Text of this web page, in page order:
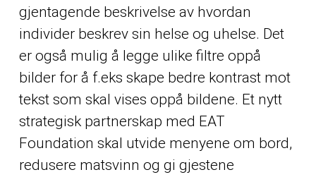
gjentagende beskrivelse av hvordan
individer beskrev sin helse og uhelse. Det
er også mulig å legge ulike filtre oppå
bilder for å f.eks skape bedre kontrast mot
tekst som skal vises oppå bildene. Et nytt
strategisk partnerskap med EAT
Foundation skal utvide menyene om bord,
redusere matsvinn og gi gjestene